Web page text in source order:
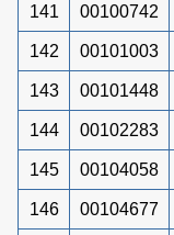
141 00100742
142 00101003
143 00101448
144 00102283
145 00104058
146 00104677